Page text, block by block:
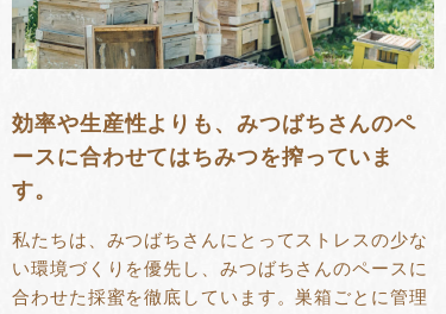
効率や生産性よりも、みつばちさんのペ
ースに合わせてはちみつを搾っていま
す。
私たちは、みつばちさんにとってストレスの少な
い環境づくりを優先し、みつばちさんのペースに
合わせた採蜜を徹底しています。巣箱ごとに管理